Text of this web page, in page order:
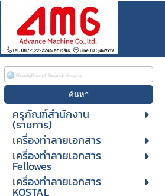
ครุภัณฑ์สำนักงาน
(ราชการ)
เครื่องทำลายเอกสาร
เครื่องทำลายเอกสาร
Fellowes
เครื่องทำลายเอกสาร
KOSTAL